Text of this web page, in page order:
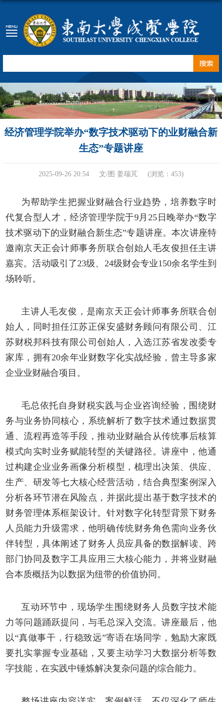
经济管理学院举办“数字技术驱动下的业财融合新
生态”专题讲座
2025-09-26 20:54 文/图 姜瑞芃 (浏览： 453)
为帮助学生把握业财融合行业趋势 ， 培养数字时
代复合型人才，经济管理学院于9月25日晚举办“数字
技术驱动下的业财融合新生态”专题讲座。本次讲座特
邀南京天正会计师事务所联合创始人毛友俊担任主讲
嘉宾。活动吸引了23级、24级财会专业150余名学生到
场聆听。
主讲人毛友俊 ， 是南京天正会计师事务所联合创
始人，同时担任江苏正保安盛财务顾问有限公司、江
苏财税邦科技有限公司创始人，入选江苏省发改委专
家库，拥有20余年业财数字化实战经验，曾主导多家
企业业财融合项目。
毛总依托自身财税实践与企业咨询经验，围绕财
务与业务协同核心，系统解析了数字技术通过数据贯
通、流程再造等手段，推动业财融合从传统事后核算
模式向实时业务赋能转型的关键路径。讲座中，他通
过构建企业业务画像分析模型，梳理出决策、供应、
生产、研发等七大核心经营活动，结合典型案例深入
分析各环节潜在风险点，并据此提出基于数字技术的
财务管理体系框架设计。针对数字化转型背景下财务
人员能力升级需求，他明确传统财务角色需向业务伙
伴转型，具体阐述了财务人员应具备的数据解读、跨
部门协同及数字工具应用三大核心能力，并将业财融
合本质概括为以数据为纽带的价值协同。
互动环节中，现场学生围绕财务人员数字技术能
力等问题踊跃提问，与毛总深入交流。讲座最后，他
以 “真做事干，行稳致远”寄语在场同学，勉励大家既
要扎实掌握专业基础，又要主动学习大数据分析等数
字技能，在实践中锤炼解决复杂问题的综合能力。